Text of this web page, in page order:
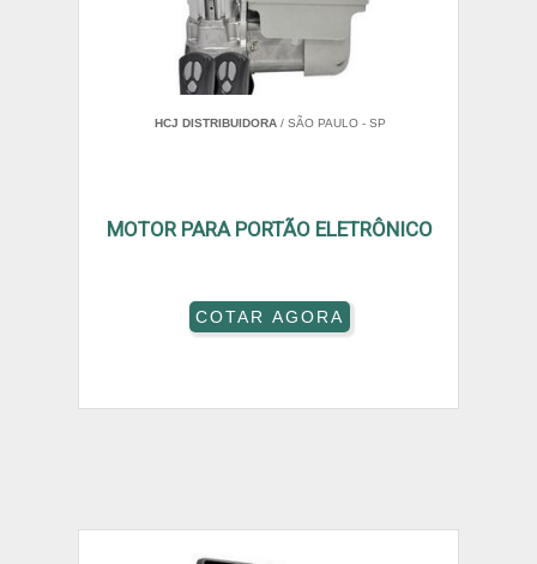
HCJ DISTRIBUIDORA/ SÃO PAULO - SP
MOTOR PARA PORTÃO ELETRÔNICO
COTAR AGORA